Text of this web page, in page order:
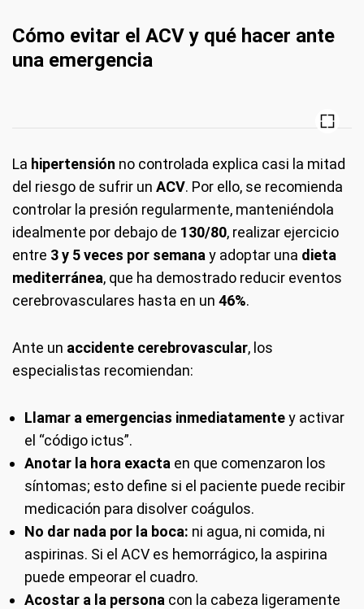
Cómo evitar el ACV y qué hacer ante
una emergencia
La hipertensión no controlada explica casi la mitad
del riesgo de sufrir un ACV. Por ello, se recomienda
controlar la presión regularmente, manteniéndola
idealmente por debajo de 130/80, realizar ejercicio
entre 3 y 5 veces por semana y adoptar una dieta
mediterránea, que ha demostrado reducir eventos
cerebrovasculares hasta en un 46%.
Ante un accidente cerebrovascular, los
especialistas recomiendan:
Llamar a emergencias inmediatamentey activar
el “código ictus”.
Anotar la hora exacta en que comenzaron los
síntomas; esto define si el paciente puede recibir
medicación para disolver coágulos.
No dar nada por la boca: ni agua, ni comida, ni
aspirinas. Si el ACV es hemorrágico, la aspirina
puede empeorar el cuadro.
Acostar a la persona con la cabeza ligeramente